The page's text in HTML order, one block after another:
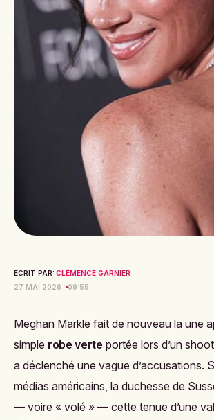
ECRIT PAR: CLÉMENCE GARNIER
27 MAI 2026
09:55
Meghan Markle fait de nouveau la une
simple robe verte portée lors d’un
a déclenché une vague d’accusations.
médias américains, la duchesse de
— voire « volé » — cette tenue d’une